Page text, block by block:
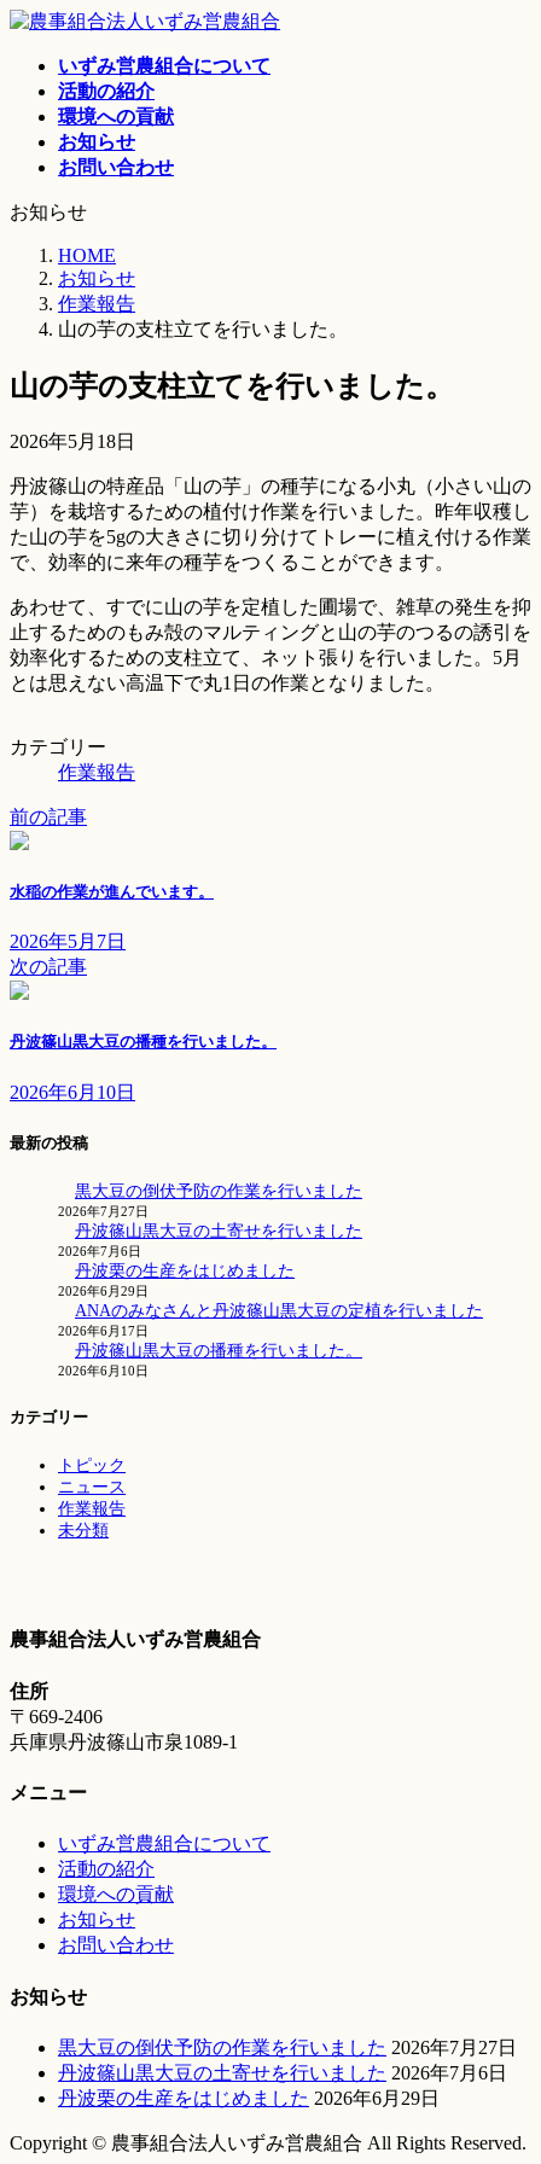
コ
ッ
ナ
移
いずみ営農組合について
活動の紹介
環境への貢献
お知らせ
お問い合わせ
お知らせ
HOME
お知らせ
作業報告
山の芋の支柱立てを行いました。
山の芋の支柱立てを行いました。
2026年5月18日
丹波篠山の特産品「山の芋」の種芋になる小丸（小さい山の
芋）を栽培するための植付け作業を行いました。昨年収穫し
た山の芋を5gの大きさに切り分けてトレーに植え付ける作業
で、効率的に来年の種芋をつくることができます。
あわせて、すでに山の芋を定植した圃場で、雑草の発生を抑
止するためのもみ殻のマルティングと山の芋のつるの誘引を
効率化するための支柱立て、ネット張りを行いました。5月
とは思えない高温下で丸1日の作業となりました。
カテゴリー
作業報告
前の記事
水稲の作業が進んでいます。
2026年5月7日
次の記事
丹波篠山黒大豆の播種を行いました。
2026年6月10日
最新の投稿
黒大豆の倒伏予防の作業を行いました
2026年7月27日
丹波篠山黒大豆の土寄せを行いました
2026年7月6日
丹波栗の生産をはじめました
2026年6月29日
ANAのみなさんと丹波篠山黒大豆の定植を行いました
2026年6月17日
丹波篠山黒大豆の播種を行いました。
2026年6月10日
カテゴリー
トピック
ニュース
作業報告
未分類
農事組合法人いずみ営農組合
住所
〒669-2406
兵庫県丹波篠山市泉1089-1
メニュー
いずみ営農組合について
活動の紹介
環境への貢献
お知らせ
お問い合わせ
お知らせ
黒大豆の倒伏予防の作業を行いました 2026年7月27日
丹波篠山黒大豆の土寄せを行いました 2026年7月6日
丹波栗の生産をはじめました 2026年6月29日
Copyright © 農事組合法人いずみ営農組合 All Rights Reserved.